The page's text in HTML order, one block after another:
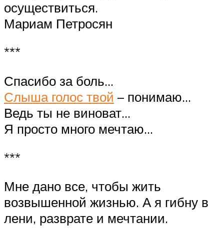
осуществиться.
Мариам Петросян
***
Спасибо за боль…
Слыша голос твой – понимаю…
Ведь ты не виноват…
Я просто много мечтаю…
***
Мне дано все, чтобы жить
возвышенной жизнью. А я гибну в
лени, разврате и мечтании.